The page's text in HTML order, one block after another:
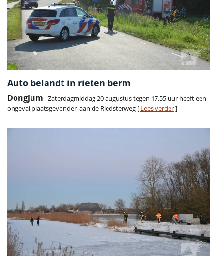
Auto belandt in rieten berm
Dongjum - Zaterdagmiddag 20 augustus tegen 17.55 uur heeft een
ongeval plaatsgevonden aan de Riedsterweg [ Lees verder]